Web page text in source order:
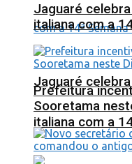
Jaguaré
italiana com a
Jaguaré
italiana com a
Prefeitura
Sooretama